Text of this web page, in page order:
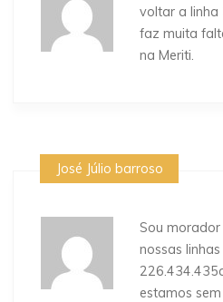
voltar a linha
faz muita
na Meriti.
José Júlio barroso
Sou
nossas
estamos